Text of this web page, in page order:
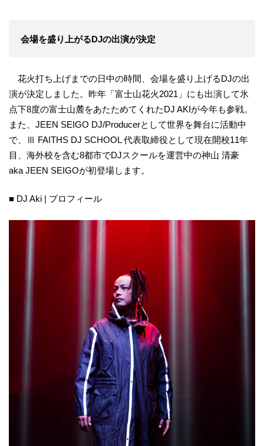
会場を盛り上がるDJの出演が決定
花火打ち上げまでの日中の時間、会場を盛り上げるDJの出
演が決定しました。昨年「富士山花火2021」にも出演して氷
点下8度の富士山麓をあたためてくれたDJ AKIが今年も参戦。
また、JEEN SEIGO DJ/Producerとして世界を舞台に活動中
で、Ⅲ FAITHS DJ SCHOOL 代表取締役として現在開校11年
目、海外校を含む8都市でDJスクールを運営中の神山 清豪
aka JEEN SEIGOが初登場します。
■ DJ Aki | プロフィール